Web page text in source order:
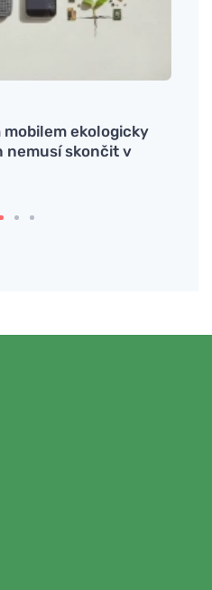
ekologicky
nemusí skončit v